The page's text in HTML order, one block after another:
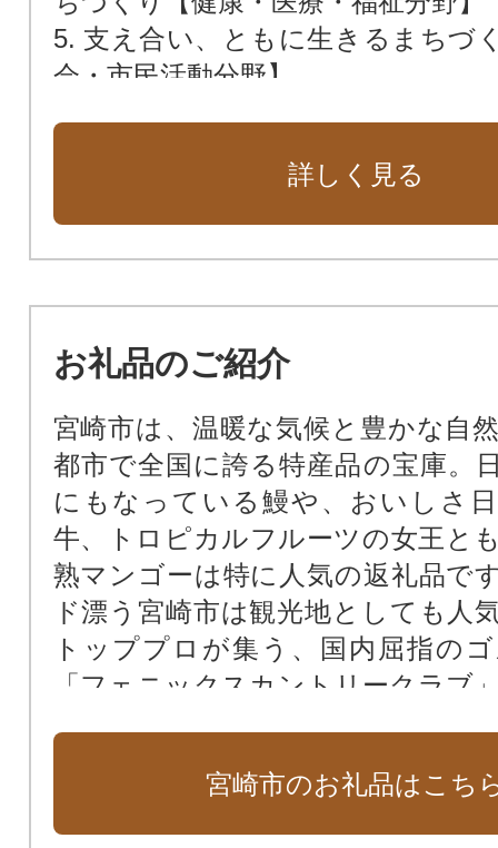
5. 支え合い、ともに生きるまちづ
会・市民活動分野】
7. 持続可能なまちづくり【環境・
8. 持続可能で開かれた市役所の実
営分野】
す）
詳しく見る
お礼品のご紹介
宮崎市は、温暖な気候と豊かな自
都市で全国に誇る特産品の宝庫。
にもなっている鰻や、おいしさ
牛、トロピカルフルーツの女王と
熟マンゴーは特に人気の返礼品で
ド漂う宮崎市は観光地としても人
トッププロが集う、国内屈指の
「フェニックスカントリークラブ
●日本三大産地・・宮崎県は、鹿児
宮崎市のお礼品はこち